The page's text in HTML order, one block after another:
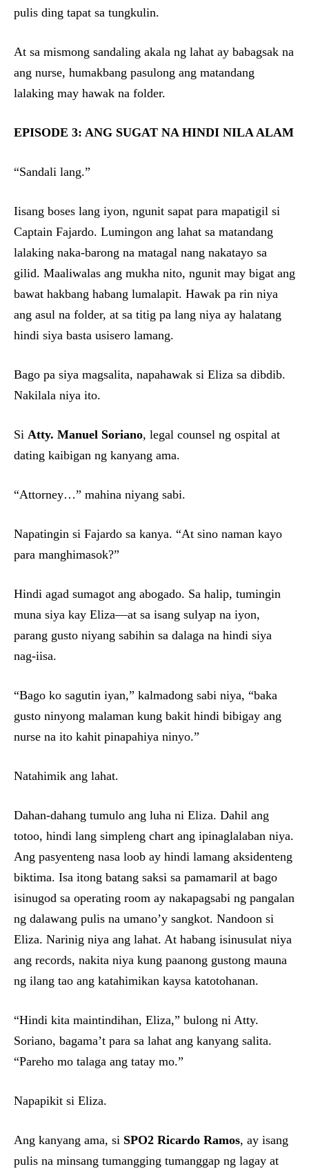
pulis ding tapat sa tungkulin.
At sa mismong sandaling akala ng lahat ay babagsak na
ang nurse, humakbang pasulong ang matandang
lalaking may hawak na folder.
EPISODE 3: ANG SUGAT NA HINDI NILA ALAM
“Sandali lang.”
Iisang boses lang iyon, ngunit sapat para mapatigil si
Captain Fajardo. Lumingon ang lahat sa matandang
lalaking naka-barong na matagal nang nakatayo sa
gilid. Maaliwalas ang mukha nito, ngunit may bigat ang
bawat hakbang habang lumalapit. Hawak pa rin niya
ang asul na folder, at sa titig pa lang niya ay halatang
hindi siya basta usisero lamang.
Bago pa siya magsalita, napahawak si Eliza sa dibdib.
Nakilala niya ito.
Si Atty. Manuel Soriano, legal counsel ng ospital at
dating kaibigan ng kanyang ama.
“Attorney…” mahina niyang sabi.
Napatingin si Fajardo sa kanya. “At sino naman kayo
para manghimasok?”
Hindi agad sumagot ang abogado. Sa halip, tumingin
muna siya kay Eliza—at sa isang sulyap na iyon,
parang gusto niyang sabihin sa dalaga na hindi siya
nag-iisa.
“Bago ko sagutin iyan,” kalmadong sabi niya, “baka
gusto ninyong malaman kung bakit hindi bibigay ang
nurse na ito kahit pinapahiya ninyo.”
Natahimik ang lahat.
Dahan-dahang tumulo ang luha ni Eliza. Dahil ang
totoo, hindi lang simpleng chart ang ipinaglalaban niya.
Ang pasyenteng nasa loob ay hindi lamang aksidenteng
biktima. Isa itong batang saksi sa pamamaril at bago
isinugod sa operating room ay nakapagsabi ng pangalan
ng dalawang pulis na umano’y sangkot. Nandoon si
Eliza. Narinig niya ang lahat. At habang isinusulat niya
ang records, nakita niya kung paanong gustong mauna
ng ilang tao ang katahimikan kaysa katotohanan.
“Hindi kita maintindihan, Eliza,” bulong ni Atty.
Soriano, bagama’t para sa lahat ang kanyang salita.
“Pareho mo talaga ang tatay mo.”
Napapikit si Eliza.
Ang kanyang ama, si SPO2 Ricardo Ramos, ay isang
pulis na minsang tumangging tumanggap ng lagay at